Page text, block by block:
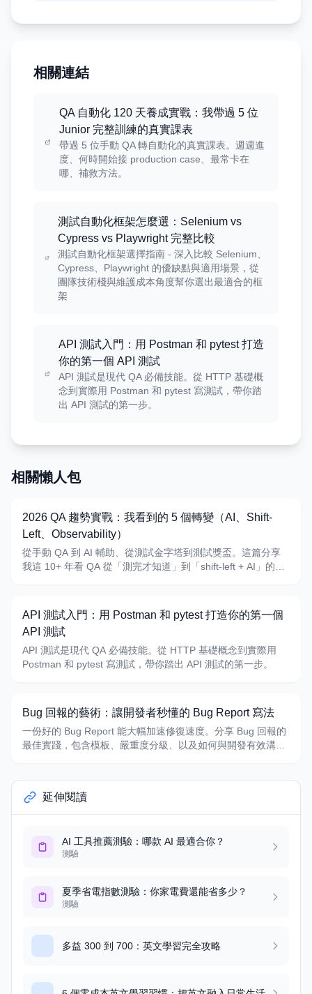
相關連結
QA 自動化 120 天養成實戰：我帶過 5 位
Junior 完整訓練的真實課表
帶過 5 位手動 QA 轉自動化的真實課表。週週進
度、何時開始接 production case、最常卡在
哪、補救方法。
測試自動化框架怎麼選：Selenium vs
Cypress vs Playwright 完整比較
測試自動化框架選擇指南 - 深入比較 Selenium、
Cypress、Playwright 的優缺點與適用場景，從
團隊技術棧與維護成本角度幫你選出最適合的框
架
API 測試入門：用 Postman 和 pytest 打造
你的第一個 API 測試
API 測試是現代 QA 必備技能。從 HTTP 基礎概
念到實際用 Postman 和 pytest 寫測試，帶你踏
出 API 測試的第一步。
相關懶人包
2026 QA 趨勢實戰：我看到的 5 個轉變（AI、Shift-
Left、Observability）
從手動 QA 到 AI 輔助、從測試金字塔到測試獎盃。這篇分享
我這 10+ 年看 QA 從「測完才知道」到「shift-left + AI」的真
API 測試入門：用 Postman 和 pytest 打造你的第一個
API 測試
API 測試是現代 QA 必備技能。從 HTTP 基礎概念到實際用
Postman 和 pytest 寫測試，帶你踏出 API 測試的第一步。
Bug 回報的藝術：讓開發者秒懂的 Bug Report 寫法
一份好的 Bug Report 能大幅加速修復速度。分享 Bug 回報的
最佳實踐，包含模板、嚴重度分級、以及如何與開發有效溝
延伸閱讀
AI 工具推薦測驗：哪款 AI 最適合你？
測驗
夏季省電指數測驗：你家電費還能省多少？
測驗
多益 300 到 700：英文學習完全攻略